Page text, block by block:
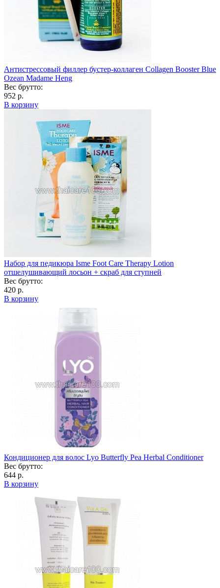
Антистрессовый филлер бустер-коллаген Collagen Booster Blue
Ozean Madame Heng
Вес брутто:
952 р.
В корзину
Набор для педикюра Isme Foot Care Therapy Lotion
отшелушивающий лосьон + скраб для ступней
Вес брутто:
420 р.
В корзину
Кондиционер для волос Lyo Butterfly Pea Herbal Conditioner
Вес брутто:
644 р.
В корзину